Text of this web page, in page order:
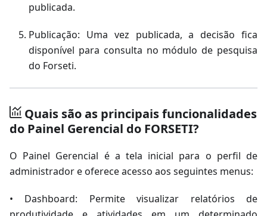
publicada.
Publicação: Uma vez publicada, a decisão fica
disponível para consulta no módulo de pesquisa
do Forseti.
Quais são as principais funcionalidades
do Painel Gerencial do FORSETI?
O Painel Gerencial é a tela inicial para o perfil de
administrador e oferece acesso aos seguintes menus:
• Dashboard: Permite visualizar relatórios de